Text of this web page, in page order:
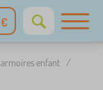
enfant /